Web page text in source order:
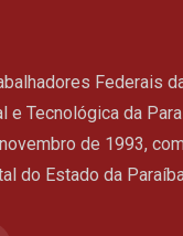
Federais
e Tecnológica da
de 1993,
do Estado da